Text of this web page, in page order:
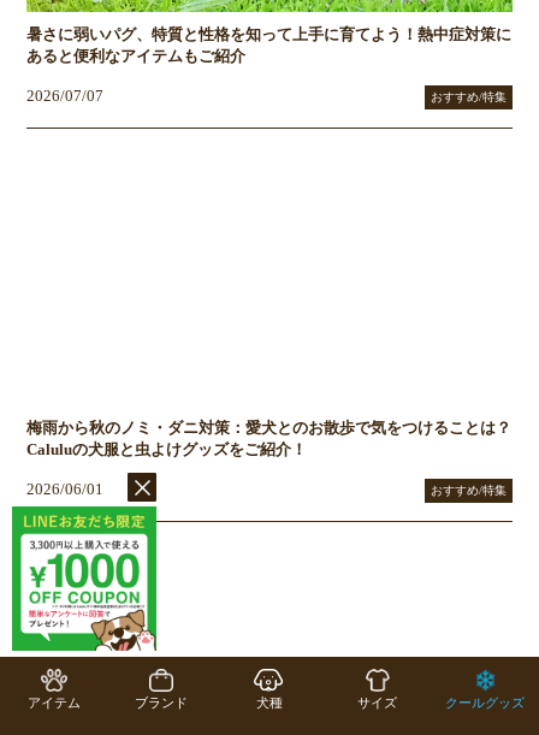
アイテム ブランド 犬種 サイズ クールグッズ
暑さに弱いパグ、特質と性格を知って上手に育てよう！熱中症対策に
あると便利なアイテムもご紹介
2026/07/07 おすすめ/特集
梅雨から秋のノミ・ダニ対策：愛犬とのお散歩で気をつけることは？
Caluluの犬服と虫よけグッズをご紹介！
おすすめ/特集